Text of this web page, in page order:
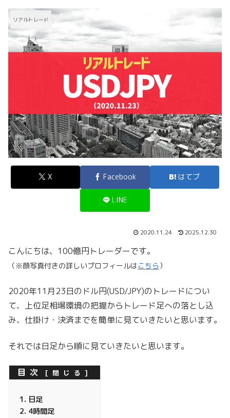
リアルトレード
X Facebook はてブ
LINE
2020.11.24 2025.12.30
こんにちは、100億円トレーダーです。
（※顔写真付きの詳しいプロフィールはこちら ）
2020年11月23日のドル円(USD/JPY)のトレードについ
て、上位足相場環境の把握からトレード足への落とし込
み、仕掛け・決済までを簡単に見ていきたいと思います。
それでは日足から順に見ていきたいと思います。
目次
日足
4時間足